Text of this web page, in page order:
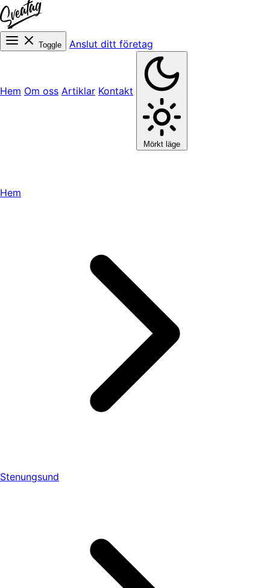
Toggle Anslut ditt företag
Hem Om oss Artiklar Kontakt
Mörkt läge
Hem
Stenungsund